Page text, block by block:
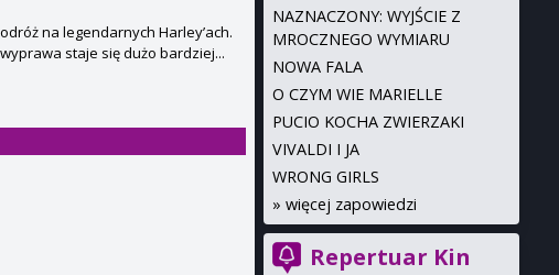
na legendarnych Harley’ach.
staje się dużo bardziej...
NAZNACZONY: WYJŚCIE Z
MROCZNEGO WYMIARU
NOWA FALA
O CZYM WIE MARIELLE
PUCIO KOCHA ZWIERZAKI
VIVALDI I JA
WRONG GIRLS
» więcej zapowiedzi
Repertuar Kin